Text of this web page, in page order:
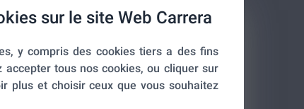
sur le site Web Carrera
y compris des cookies tiers a des fins
accepter tous nos cookies, ou cliquer sur
plus et choisir ceux que vous souhaitez